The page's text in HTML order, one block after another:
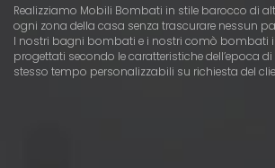
Realizziamo Mobili Bombati in stile barocco di
ogni zona della casa senza trascurare nessun
I nostri bagni bombati e i nostri comò bombati
progettati secondo le caratteristiche dell’epoca
stesso tempo personalizzabili su richiesta del